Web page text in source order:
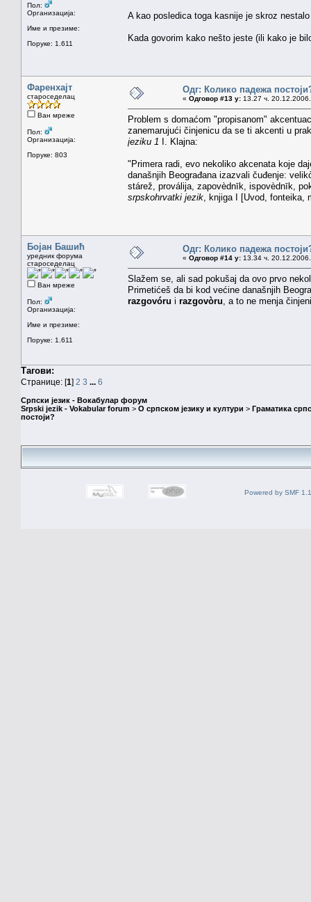
Пол:
Организација:
Име и презиме:
Поруке: 1.611
A kao posledica toga kasnije je skroz
Kada govorim kako nešto jeste (ili kako je
Фаренхајт
староседелац
Ван мреже
Пол:
Организација:
Поруке: 803
Одг: Колико падежа
« Одговор #13 у: 13.27 ч.
Problem s domaćom "propisanom"
zanemarujući činjenicu da se ti akcenti u
jeziku 1 I. Klajna:
"Primera radi, evo nekoliko akcenata koje
današnjih Beograđana izazvali čuđenje:
stárež, proválija, zapovèdnīk, ispovèdnīk,
srpskohrvatki jezik , knjiga I [Uvod, fonteika,
Бојан Башић
уредник форума
староседелац
Ван мреже
Пол:
Организација:
Име и презиме:
Поруке: 1.611
Одг: Колико падежа
« Одговор #14 у: 13.34 ч.
Slažem se, ali sad pokušaj da ovo prvo
Primetićeš da bi kod većine današnjih
razgovóru i razgovòru , a to ne menja
Тагови:
Странице: [1] 2 3 ... 6
Српски језик - Вокабулар форум
Srpski jezik - Vokabular forum > О српском језику и култури > Граматика
постоји?
Powered by SMF